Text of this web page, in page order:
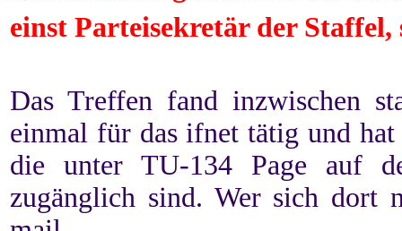
einst Parteisekretär der Staffel,
Das Treffen fand inzwischen
einmal für das ifnet tätig und
die unter TU-134 Page auf
zugänglich sind. Wer sich dort